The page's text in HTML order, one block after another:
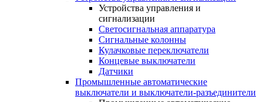
Устройства управления и
сигнализации
Светосигнальная аппаратура
Сигнальные колонны
Кулачковые переключатели
Концевые выключатели
Датчики
Промышленные автоматические
выключатели и выключатели-разъединители